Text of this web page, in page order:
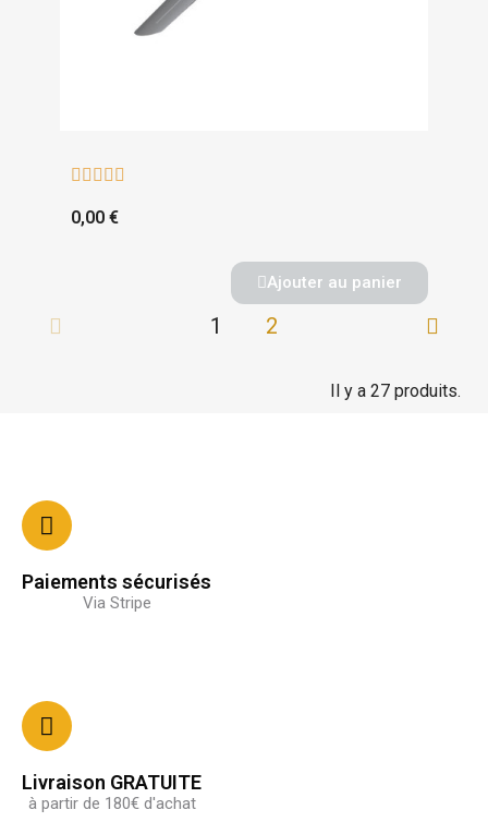
    
0,00 €
Ajouter au panier
1 2
Il y a 27 produits.
Paiements sécurisés
Via Stripe
Livraison GRATUITE
à partir de 180€ d'achat